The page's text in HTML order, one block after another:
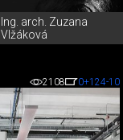
Ing. arch. Zuzana
Vlžáková
2108 0+124-10